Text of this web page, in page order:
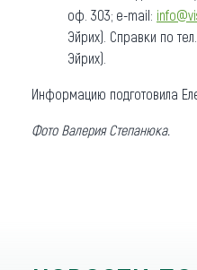
оф. 303; е-mail:
Эйрих). Справки по
Эйрих).
Информацию подготовила
Фото Валерия Степанюка.